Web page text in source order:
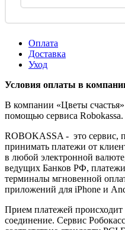
Оплата
Доставка
Уход
Условия оплаты в
В компании «Цветы
помощью сервиса Robokassa.
ROBOKASSA - это сервис,
принимать платежи от
в любой электронной
ведущих Банков РФ, платежи
терминалы мгновенной
приложений для iPhone и
Прием платежей происходит
соединение. Сервис